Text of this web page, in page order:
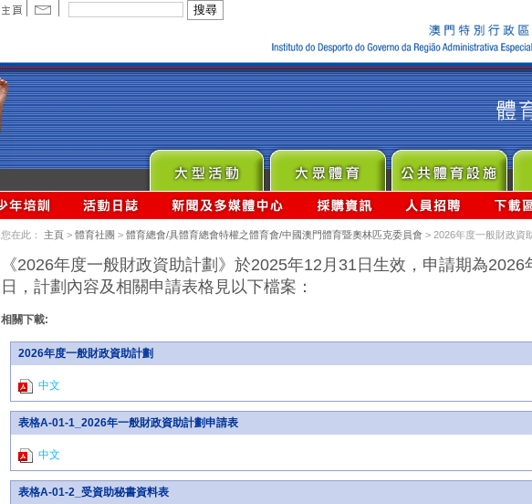
您在此： 主頁 > 體育社團 > 體育總會/具體育總會特權之體育會/中國澳門體育暨奧林匹克委員會 > 2026年度一般財政資
《2026年度一般財政資助計劃》於2025年12月31日生效，申請期為2026
日，計劃內容及相關申請表格見以下檔案：
相關下載:
2026年度一般財政資助計劃
中文
表格A-01-1_2026年一般財政資助計劃申請表
中文
表格A-01-2_受資助秘書資料表